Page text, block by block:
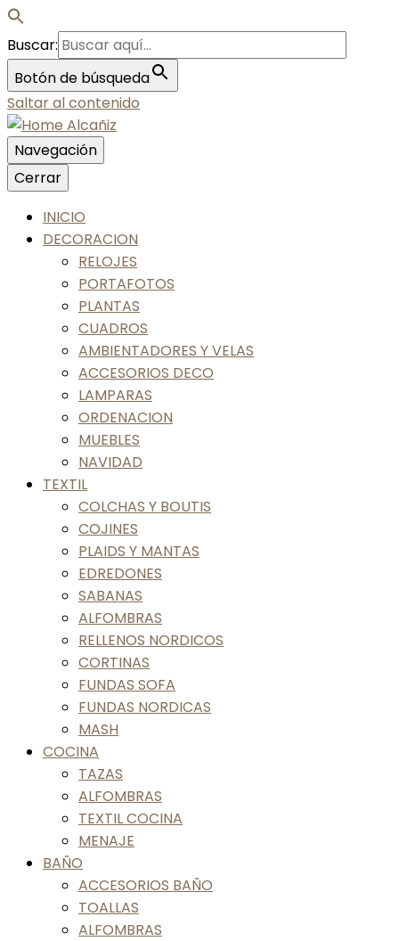
Buscar:
Botón de búsqueda
Saltar al contenido
Home Alcañiz
Nos gusta tu casa, nos gustas tú
Navegación
Cerrar
INICIO
DECORACION
RELOJES
PORTAFOTOS
PLANTAS
CUADROS
AMBIENTADORES Y VELAS
ACCESORIOS DECO
LAMPARAS
ORDENACION
MUEBLES
NAVIDAD
TEXTIL
COLCHAS Y BOUTIS
COJINES
PLAIDS Y MANTAS
EDREDONES
SABANAS
ALFOMBRAS
RELLENOS NORDICOS
CORTINAS
FUNDAS SOFA
FUNDAS NORDICAS
MASH
COCINA
TAZAS
ALFOMBRAS
TEXTIL COCINA
MENAJE
BAÑO
ACCESORIOS BAÑO
TOALLAS
ALFOMBRAS